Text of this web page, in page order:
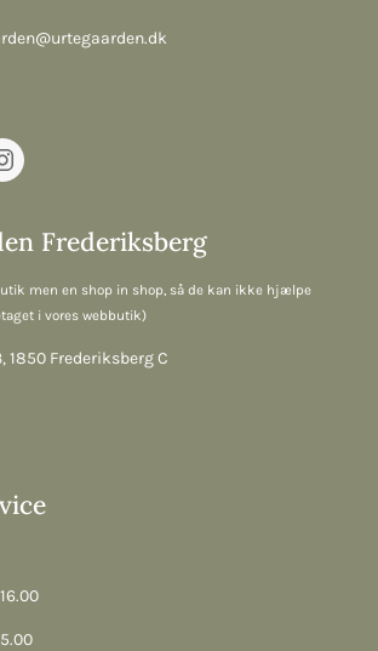
Frederiksberg
men en shop in shop, så de kan ikke hjælpe
i vores webbutik)
1850 Frederiksberg C